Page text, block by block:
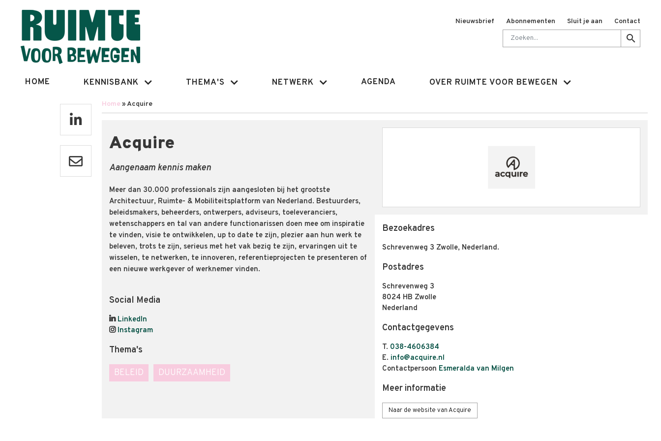
inhoud
Nieuwsbrief Abonnementen Sluit je aan
Contact
Zoeken
search
Hoofdnavigatie
HOME KENNISBANK THEMA'S NETWERK AGENDA OVER RUIMTE VOOR BEWEGEN
Kruimelpad
Home Acquire
Acquire
Aangenaam kennis maken
Meer dan 30.000 professionals zijn aangesloten bij het grootste
Architectuur, Ruimte- & Mobiliteitsplatform van Nederland. Bestuurders,
beleidsmakers, beheerders, ontwerpers, adviseurs, toeleveranciers,
wetenschappers en tal van andere functionarissen doen mee om inspiratie
te vinden, visie te ontwikkelen, up to date te zijn, plezier aan hun werk te
beleven, trots te zijn, serieus met het vak bezig te zijn, ervaringen uit te
wisselen, te netwerken, te innoveren, referentieprojecten te presenteren of
een nieuwe werkgever of werknemer vinden.
Social Media
LinkedIn
Instagram
Thema's
BELEID
DUURZAAMHEID
Bezoekadres
Schrevenweg 3 Zwolle, Nederland.
Postadres
Schrevenweg 3
8024 HB Zwolle
Nederland
Contactgegevens
T. 038-4606384
E. info@acquire.nl
Contactpersoon Esmeralda van Milgen
Meer informatie
Naar de website van Acquire